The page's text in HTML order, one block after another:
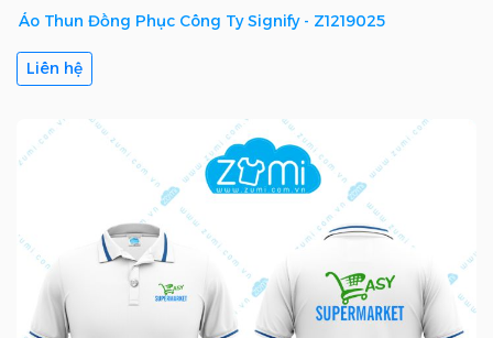
Áo Thun Đồng Phục Công Ty Signify - Z1219025
Liên hệ